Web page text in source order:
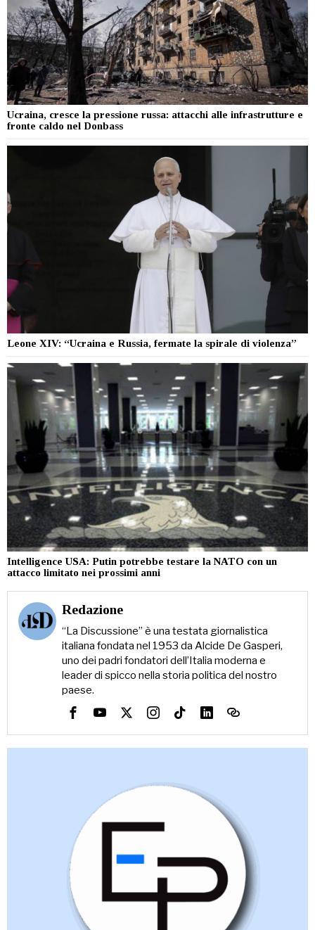
Ucraina, cresce la pressione russa: attacchi alle infrastrutture e
fronte caldo nel Donbass
Leone XIV: “Ucraina e Russia, fermate la spirale di violenza”
Intelligence USA: Putin potrebbe testare la NATO con un
attacco limitato nei prossimi anni
Redazione
“La Discussione” è una testata giornalistica
italiana fondata nel 1953 da Alcide De Gasperi,
uno dei padri fondatori dell’Italia moderna e
leader di spicco nella storia politica del nostro
paese.